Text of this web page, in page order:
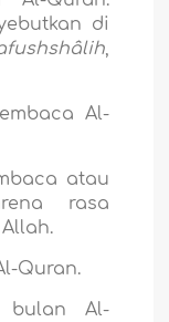
di
,
Al-
atau
rasa
Quran.
bulan Al-